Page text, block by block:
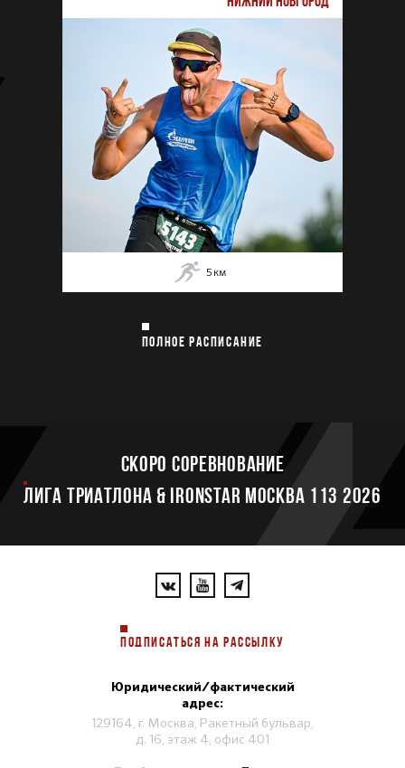
5 км
ПОЛНОЕ РАСПИСАНИЕ
Скоро соревнование
ЛИГА ТРИАТЛОНА & IRONSTAR МОСКВА 113 2026
ПОДПИСАТЬСЯ НА РАССЫЛКУ
Юридический/фактический
адрес:
129164, г. Москва, Ракетный бульвар,
д. 16, этаж 4, офис 401